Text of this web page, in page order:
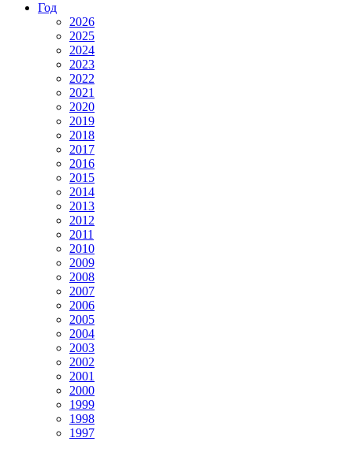
Год
2026
2025
2024
2023
2022
2021
2020
2019
2018
2017
2016
2015
2014
2013
2012
2011
2010
2009
2008
2007
2006
2005
2004
2003
2002
2001
2000
1999
1998
1997